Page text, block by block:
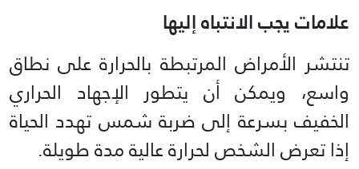
علامات يجب الانتباه إليها
تنتشر الأمراض المرتبطة بالحرارة على نطاق
واسع، ويمكن أن يتطور الإجهاد الحراري
الخفيف بسرعة إلى ضربة شمس تهدد الحياة
إذا تعرض الشخص لحرارة عالية مدة طويلة.